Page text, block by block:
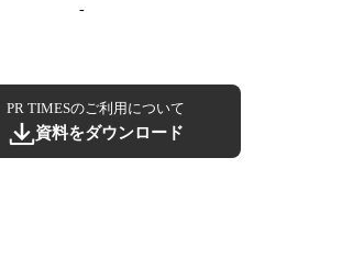
-
PR TIMESのご利用について
資料をダウンロード